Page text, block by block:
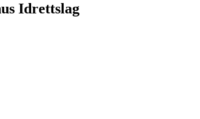
Idrettslag